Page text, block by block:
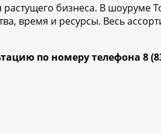
бизнеса. В шоуруме
время и ресурсы. Весь
по номеру телефона 8